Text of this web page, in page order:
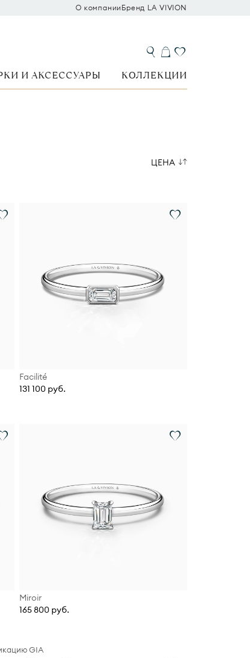
О компанииБренд LA VIVION
И АКСЕССУАРЫ КОЛЛЕКЦИИ
ЦЕНА
Facilité
131 100 руб.
Miroir
165 800 руб.
GIA